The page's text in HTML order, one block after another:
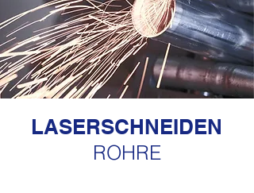
LASERSCHNEIDEN
ROHRE